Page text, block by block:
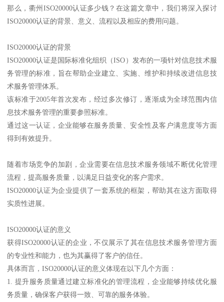
那么，衢州ISO20000认证多少钱？在这篇文章中，我们将深入探讨
ISO20000认证的背景、意义、流程以及相应的费用问题。
ISO20000认证的背景
ISO20000认证是国际标准化组织（ISO）发布的一项针对信息技术服
务管理的标准，旨在帮助企业建立、实施、维护和持续改进信息技
术服务管理体系。
该标准于2005年首次发布，经过多次修订，逐渐成为全球范围内信
息技术服务管理的重要参照标准。
通过这一认证，企业能够在服务质量、安全性及客户满意度等方面
得到有效提升。
随着市场竞争的加剧，企业需要在信息技术服务领域不断优化管理
流程，提高服务质量，以满足日益变化的客户需求。
ISO20000认证为企业提供了一套系统的框架，帮助其在这方面取得
实质性进展。
ISO20000认证的意义
获得ISO20000认证的企业，不仅展示了其在信息技术服务管理方面
的专业性和能力，也为其赢得了客户的信任。
具体而言，ISO20000认证的意义体现在以下几个方面：
1. 提升服务质量通过建立标准化的管理流程，企业能够持续优化服
务质量，确保客户获得一致、可靠的服务体验。